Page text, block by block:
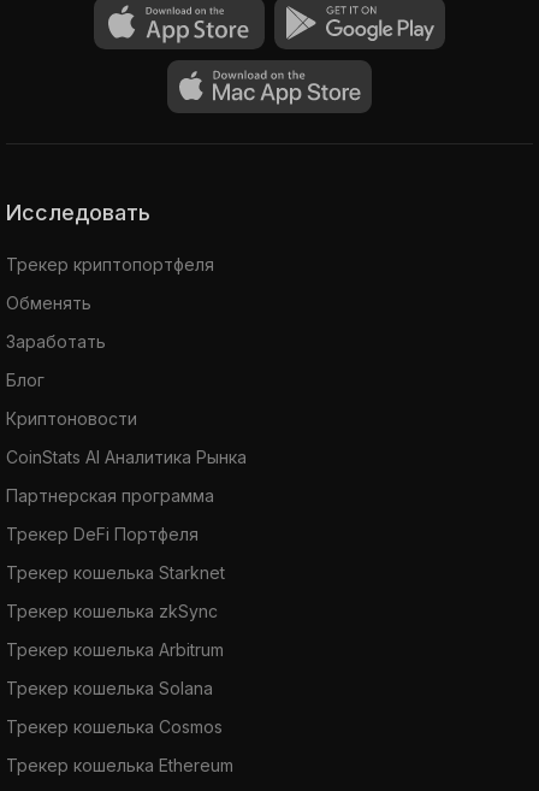
Исследовать
Трекер криптопортфеля
Обменять
Заработать
Блог
Криптоновости
CoinStats AI Аналитика Рынка
Партнерская программа
Трекер DeFi Портфеля
Трекер кошелька Starknet
Трекер кошелька zkSync
Трекер кошелька Arbitrum
Трекер кошелька Solana
Трекер кошелька Cosmos
Трекер кошелька Ethereum